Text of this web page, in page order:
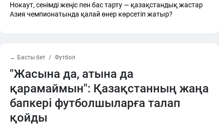
Нокаут, сенімді жеңіс пен бас тарту — қазақстандық жастар
Азия чемпионатында қалай өнер көрсетіп жатыр?
← Басты бет Футбол
"Жасына да, атына да
қарамаймын": Қазақстанның жаңа
бапкері футболшыларға талап
қойды